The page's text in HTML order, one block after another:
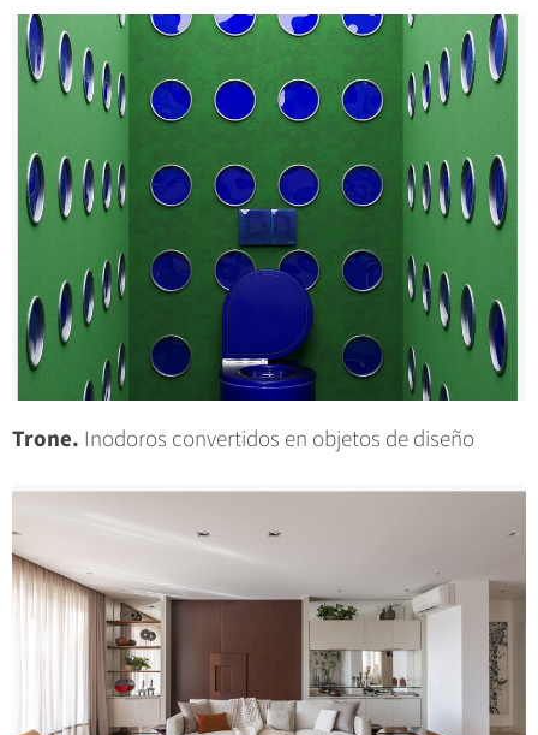
Trone. Inodoros convertidos en objetos de diseño